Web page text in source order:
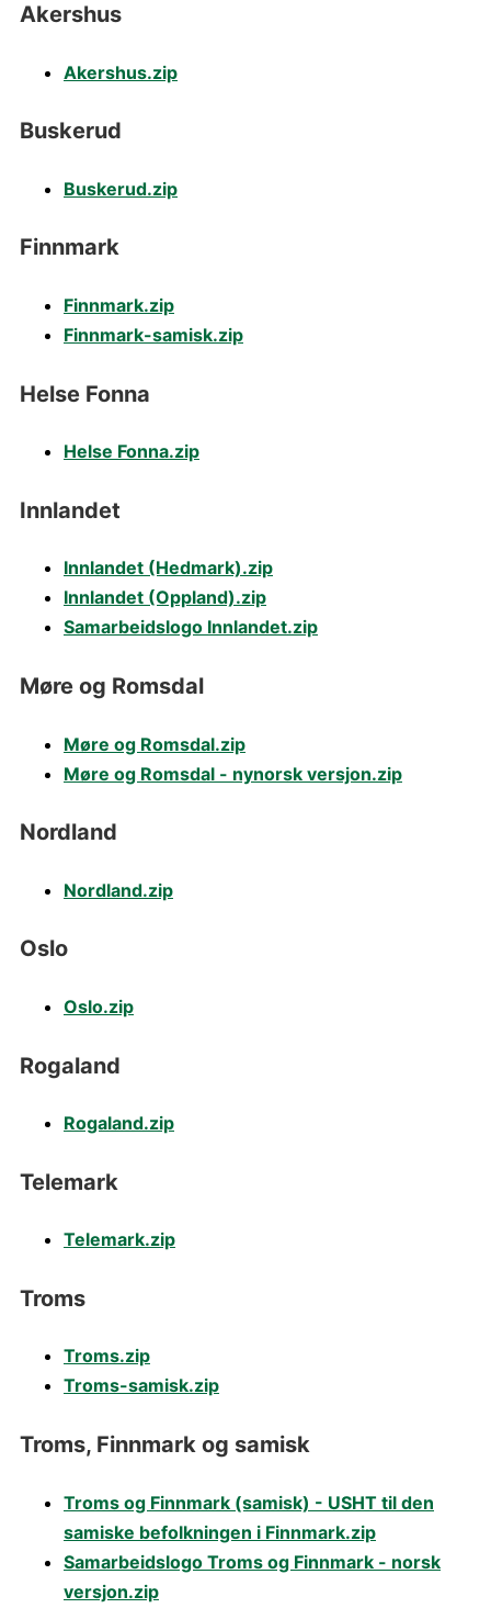
Akershus
Akershus.zip
Buskerud
Buskerud.zip
Finnmark
Finnmark.zip
Finnmark-samisk.zip
Helse Fonna
Helse Fonna.zip
Innlandet
Innlandet (Hedmark).zip
Innlandet (Oppland).zip
Samarbeidslogo Innlandet.zip
Møre og Romsdal
Møre og Romsdal.zip
Møre og Romsdal - nynorsk versjon.zip
Nordland
Nordland.zip
Oslo
Oslo.zip
Rogaland
Rogaland.zip
Telemark
Telemark.zip
Troms
Troms.zip
Troms-samisk.zip
Troms, Finnmark og samisk
Troms og Finnmark (samisk) - USHT til den
samiske befolkningen i Finnmark.zip
Samarbeidslogo Troms og Finnmark - norsk
versjon.zip